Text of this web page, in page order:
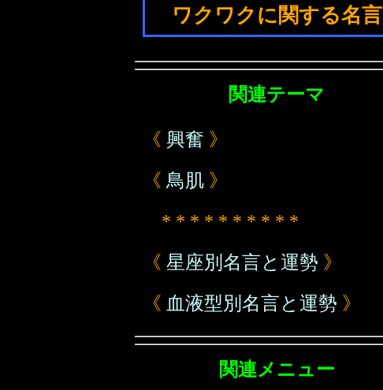
ワクワクに関する名言
関連テーマ
《 興奮 》
《 鳥肌 》
* * * * * * * * * *
《 星座別名言と運勢 》
《 血液型別名言と運勢 》
関連メニュー